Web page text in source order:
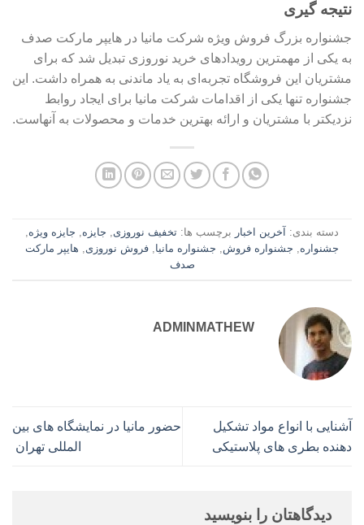
نتیجه گیری
جشنواره بزرگ فروش ویژه شرکت مانیا در هایپر مارکت صدف
به یکی از مهمترین رویدادهای خرید نوروزی تبدیل شد که برای
مشتریان این فروشگاه تجربه‌ای به یاد ماندنی به همراه داشت. این
جشنواره تنها یکی از اقدامات شرکت مانیا برای ایجاد روابط
نزدیکتر با مشتریان و ارائه بهترین خدمات و محصولات به آنهاست.
دسته بندی: آخرین اخبار برچسب ها: تخفیف نوروزی, جایزه, جایزه ویژه,
جشنواره, جشنواره فروش, جشنواره مانیا, فروش نوروزی, هایپر مارکت
صدف
ADMINMATHEW
آشنایی با انواع مواد تشکیل
دهنده بطری های پلاستیکی
حضور مانیا در نمایشگاه های بین
المللی تهران
دیدگاهتان را بنویسید